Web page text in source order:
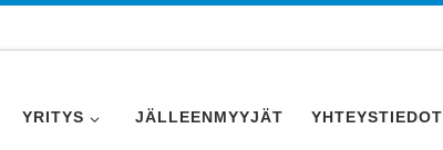
YRITYS JÄLLEENMYYJÄT YHTEYSTIEDOT